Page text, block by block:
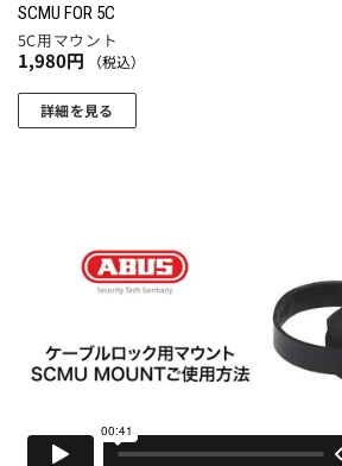
SCMU FOR 5C
5C用マウント
1,980円 （税込）
詳細を見る